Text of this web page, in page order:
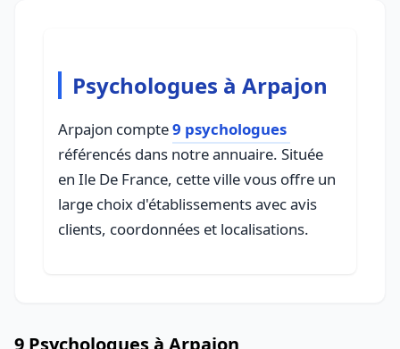
Psychologues à Arpajon
Arpajon compte9 psychologues
référencés dans notre annuaire. Située
en Ile De France, cette ville vous offre un
large choix d'établissements avec avis
clients, coordonnées et localisations.
9 Psychologues à Arpajon